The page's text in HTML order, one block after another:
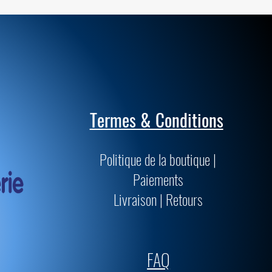
Termes & Conditions
Politique de la boutique |
Paiements
Livraison | Retours
FAQ